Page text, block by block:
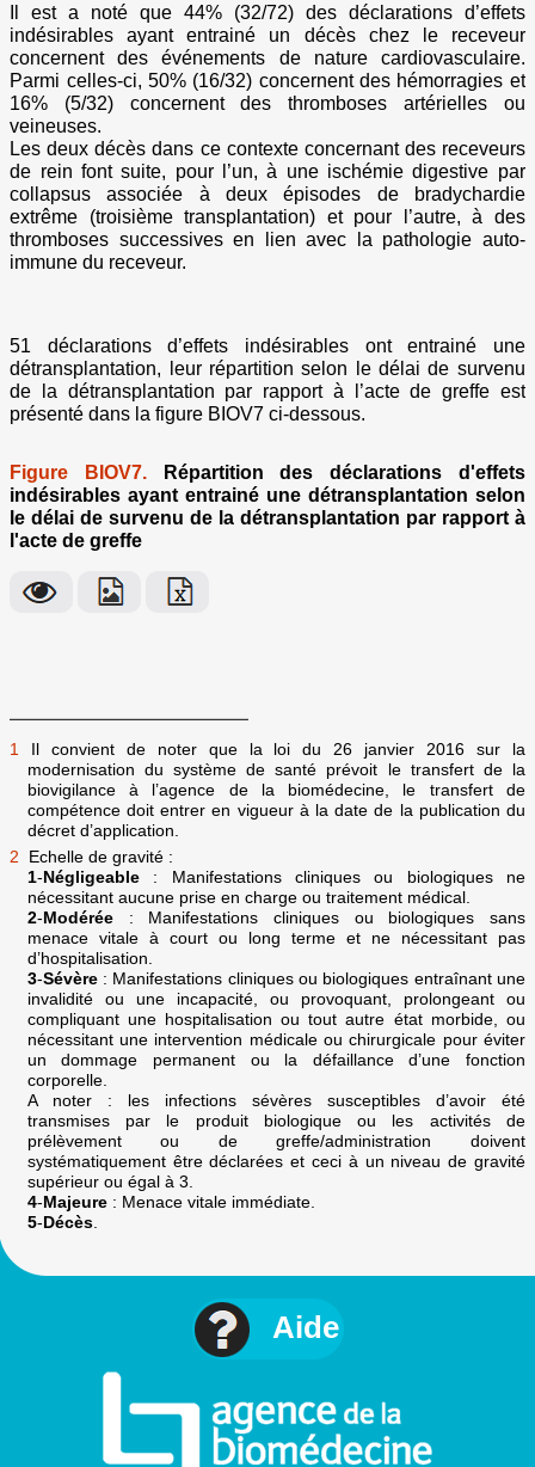
Il est a noté que 44% (32/72) des déclarations d’effets
indésirables ayant entrainé un décès chez le receveur
concernent des événements de nature cardiovasculaire.
Parmi celles-ci, 50% (16/32) concernent des hémorragies et
16% (5/32) concernent des thromboses artérielles ou
veineuses.
Les deux décès dans ce contexte concernant des receveurs
de rein font suite, pour l’un, à une ischémie digestive par
collapsus associée à deux épisodes de bradychardie
extrême (troisième transplantation) et pour l’autre, à des
thromboses successives en lien avec la pathologie auto-
immune du receveur.
51 déclarations d’effets indésirables ont entrainé une
détransplantation, leur répartition selon le délai de survenu
de la détransplantation par rapport à l’acte de greffe est
présenté dans la figure BIOV7 ci-dessous.
Figure BIOV7.Répartition des déclarations d'effets
indésirables ayant entrainé une détransplantation selon
le délai de survenu de la détransplantation par rapport à
l'acte de greffe
1
Il convient de noter que la loi du 26 janvier 2016 sur la
modernisation du système de santé prévoit le transfert de la
biovigilance à l’agence de la biomédecine, le transfert de
compétence doit entrer en vigueur à la date de la publication du
décret d’application.
2 Echelle de gravité :
1-Négligeable: Manifestations cliniques ou biologiques ne
nécessitant aucune prise en charge ou traitement médical.
2-Modérée: Manifestations cliniques ou biologiques sans
menace vitale à court ou long terme et ne nécessitant pas
d’hospitalisation.
3-Sévère: Manifestations cliniques ou biologiques entraînant une
invalidité ou une incapacité, ou provoquant, prolongeant ou
compliquant une hospitalisation ou tout autre état morbide, ou
nécessitant une intervention médicale ou chirurgicale pour éviter
un dommage permanent ou la défaillance d’une fonction
corporelle.
A noter : les infections sévères susceptibles d’avoir été
transmises par le produit biologique ou les activités de
prélèvement ou de greffe/administration doivent
systématiquement être déclarées et ceci à un niveau de gravité
supérieur ou égal à 3.
4-Majeure: Menace vitale immédiate.
5-Décès.
Aide